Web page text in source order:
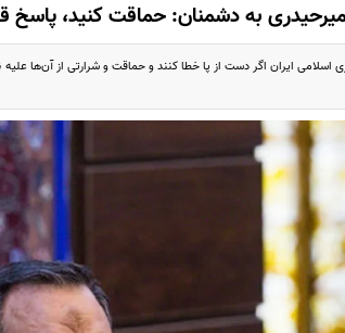
به دشمنان: حماقت کنید، پاسخ
ایران اگر دست از پا خطا کنند و حماقت و شرارتی از آن‌ها